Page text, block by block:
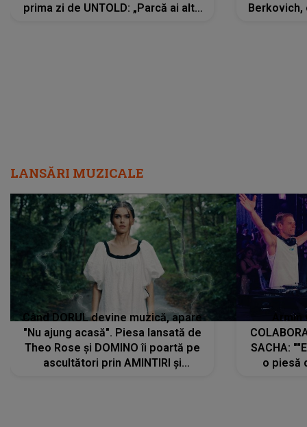
prima zi de UNTOLD: „Parcă ai altă
Berkovich,
LANSĂRI MUZICALE
Când DORUL devine muzică, apare
"Nu ajung acasă". Piesa lansată de
Theo Rose și DOMINO îi poartă pe
ascultători prin AMINTIRI și
SACHA:
o piesă